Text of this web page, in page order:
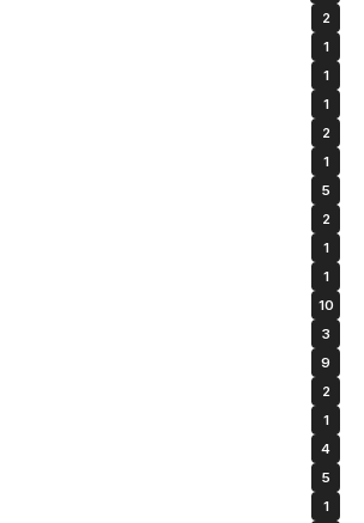
2
1
1
1
2
1
5
2
1
1
10
3
9
2
1
4
5
1